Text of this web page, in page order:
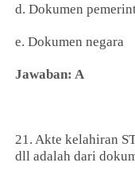
d. Dokumen
e. Dokumen negara
Jawaban: A
21. Akte kelahiran
dll adalah dari